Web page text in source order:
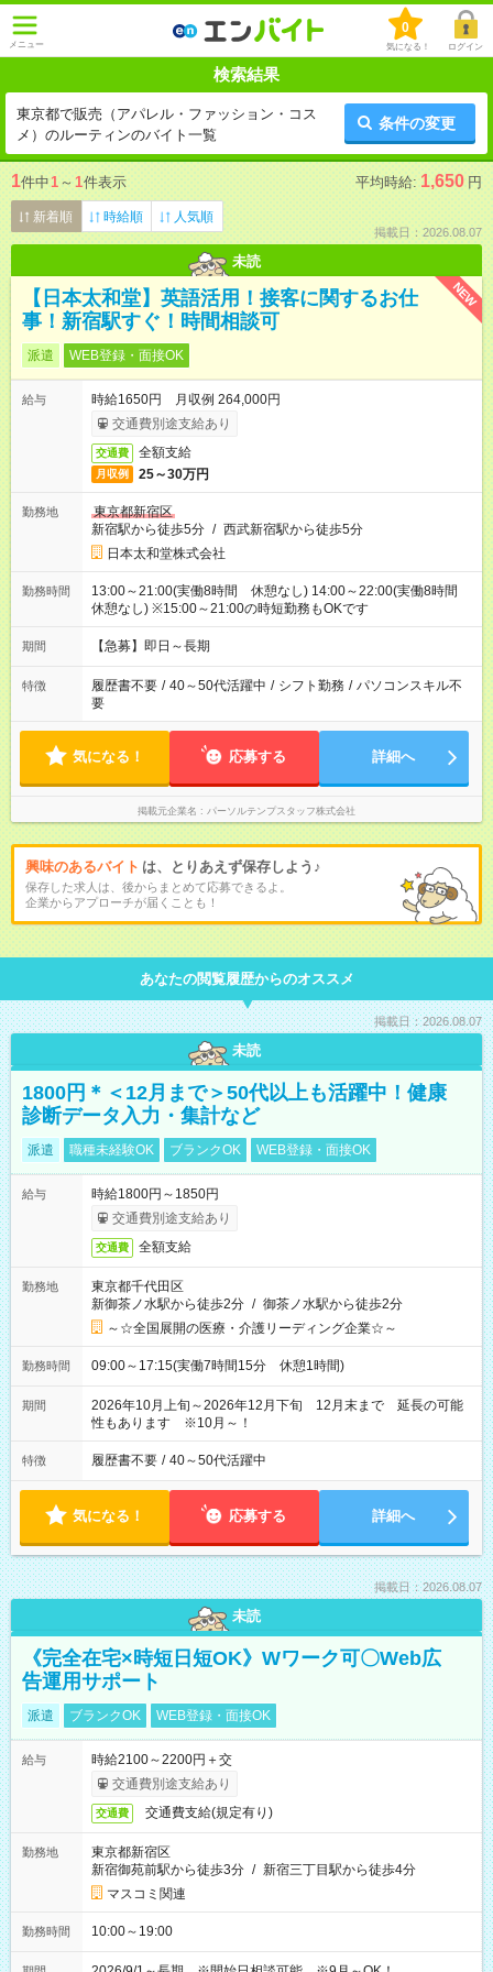
メニュー
0
気になる！ ログイン
検索結果
東京都で販売（アパレル・ファッション・コス
メ）のルーティンのバイト一覧
条件の変更
1件中1 ～ 1件表示 平均時給: 1,650 円
新着順 時給順 人気順
掲載日：2026.08.07
未読
NEW
【日本太和堂】英語活用！接客に関するお仕
事！新宿駅すぐ！時間相談可
派遣 WEB登録・面接OK
給与
時給1650円 月収例 264,000円
交通費別途支給あり
交通費 全額支給
月収例 25～30万円
勤務地
東京都新宿区
新宿駅から徒歩5分 / 西武新宿駅から徒歩5分
日本太和堂株式会社
勤務時間
13:00～21:00(実働8時間 休憩なし) 14:00～22:00(実働8時間
休憩なし) ※15:00～21:00の時短勤務もOKです
期間 【急募】即日～長期
特徴 履歴書不要 / 40～50代活躍中 / シフト勤務 / パソコンスキル不
要
気になる！ 応募する 詳細へ
掲載元企業名 パーソルテンプスタッフ株式会社
興味のあるバイト は、とりあえず保存しよう♪
保存した求人は、後からまとめて応募できるよ。
企業からアプローチが届くことも！
あなたの閲覧履歴からのオススメ
掲載日：2026.08.07
未読
1800円＊＜12月まで＞50代以上も活躍中！健康
診断データ入力・集計など
派遣 職種未経験OK ブランクOK WEB登録・面接OK
給与
時給1800円～1850円
交通費別途支給あり
交通費 全額支給
勤務地
東京都千代田区
新御茶ノ水駅から徒歩2分 / 御茶ノ水駅から徒歩2分
～☆全国展開の医療・介護リーディング企業☆～
勤務時間 09:00～17:15(実働7時間15分 休憩1時間)
期間
2026年10月上旬～2026年12月下旬 12月末まで 延長の可能
性もあります ※10月～！
特徴 履歴書不要 / 40～50代活躍中
気になる！ 応募する 詳細へ
掲載日：2026.08.07
未読
《完全在宅×時短日短OK》Wワーク可〇Web広
告運用サポート
派遣 ブランクOK WEB登録・面接OK
給与
時給2100～2200円＋交
交通費別途支給あり
交通費 交通費支給(規定有り)
勤務地
東京都新宿区
新宿御苑前駅から徒歩3分 / 新宿三丁目駅から徒歩4分
マスコミ関連
勤務時間 10:00～19:00